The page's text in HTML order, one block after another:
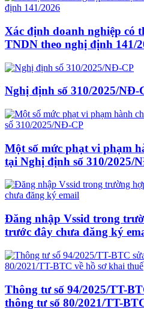
Xác định doanh nghiệp có
TNDN theo nghị định 141/
Nghị định số 310/2025/NĐ-
Một số mức phạt vi phạm
tại Nghị định số 310/2025/
Đăng nhập Vssid trong
trước đây chưa đăng ký
Thông tư số 94/2025/TT-
thông tư số 80/2021/TT-